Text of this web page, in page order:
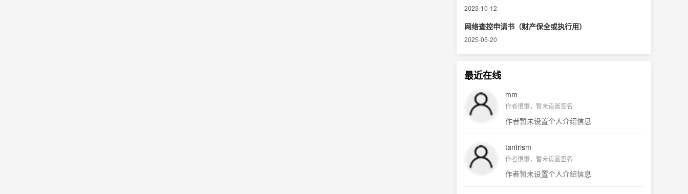
2023-10-12
网络查控申请书（财产保全或执行用）
2025-05-20
最近在线
mm
作者很懒，暂未设置签名
作者暂未设置个人介绍信息
tantrism
作者很懒，暂未设置签名
作者暂未设置个人介绍信息